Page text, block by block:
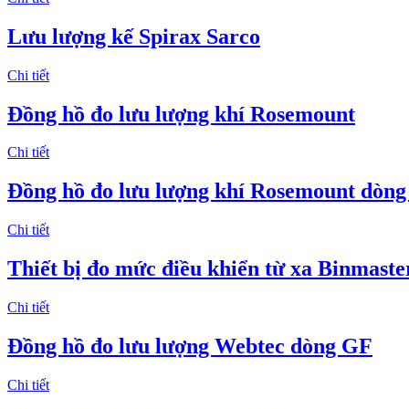
Lưu lượng kế Spirax Sarco
Chi tiết
Đồng hồ đo lưu lượng khí Rosemount
Chi tiết
Đồng hồ đo lưu lượng khí Rosemount dòng
Chi tiết
Thiết bị đo mức điều khiển từ xa
Chi tiết
Đồng hồ đo lưu lượng Webtec dòng GF
Chi tiết